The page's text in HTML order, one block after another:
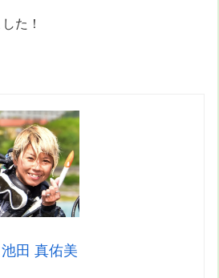
た！
池田 真佑美